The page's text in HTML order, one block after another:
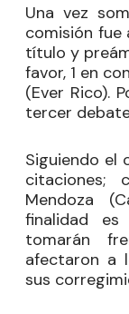
Una vez
comisión fue
título y
favor, 1 en
(Ever Rico).
tercer
Siguiendo el
citaciones;
Mendoza
finalidad
tomarán
afectaron a
sus